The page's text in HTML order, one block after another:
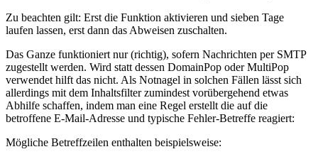
Zu beachten gilt: Erst die Funktion aktivieren und sieben Tage
laufen lassen, erst dann das Abweisen zuschalten.
Das Ganze funktioniert nur (richtig), sofern Nachrichten per SMTP
zugestellt werden. Wird statt dessen DomainPop oder MultiPop
verwendet hilft das nicht. Als Notnagel in solchen Fällen lässt sich
allerdings mit dem Inhaltsfilter zumindest vorübergehend etwas
Abhilfe schaffen, indem man eine Regel erstellt die auf die
betroffene E-Mail-Adresse und typische Fehler-Betreffe reagiert:
Mögliche Betreffzeilen enthalten beispielsweise: